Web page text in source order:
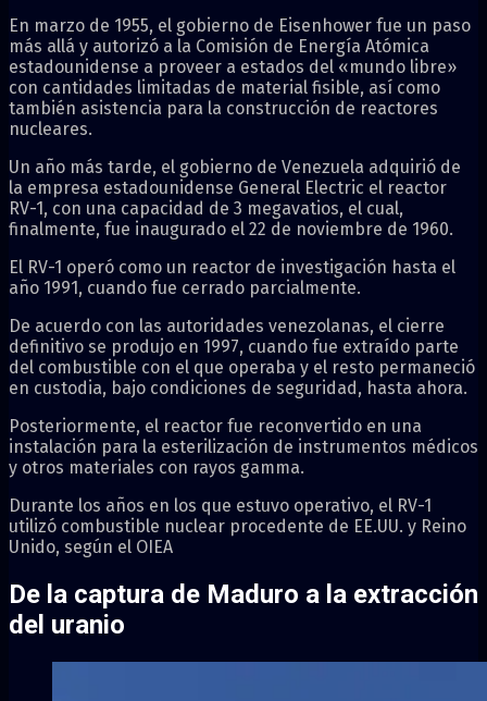
En marzo de 1955, el gobierno de Eisenhower fue un paso
más allá y autorizó a la Comisión de Energía Atómica
estadounidense a proveer a estados del «mundo libre»
con cantidades limitadas de material fisible, así como
también asistencia para la construcción de reactores
nucleares.
Un año más tarde, el gobierno de Venezuela adquirió de
la empresa estadounidense General Electric el reactor
RV-1, con una capacidad de 3 megavatios, el cual,
finalmente, fue inaugurado el 22 de noviembre de 1960.
El RV-1 operó como un reactor de investigación hasta el
año 1991, cuando fue cerrado parcialmente.
De acuerdo con las autoridades venezolanas, el cierre
definitivo se produjo en 1997, cuando fue extraído parte
del combustible con el que operaba y el resto permaneció
en custodia, bajo condiciones de seguridad, hasta ahora.
Posteriormente, el reactor fue reconvertido en una
instalación para la esterilización de instrumentos médicos
y otros materiales con rayos gamma.
Durante los años en los que estuvo operativo, el RV-1
utilizó combustible nuclear procedente de EE.UU. y Reino
Unido, según el OIEA
De la captura de Maduro a la extracción
del uranio